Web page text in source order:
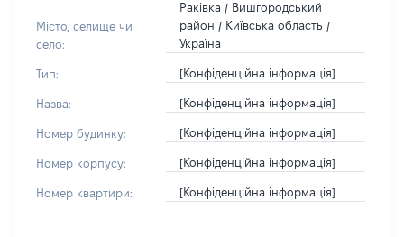
Місто, селище чи
село:
Раківка / Вишгородський
район / Київська область /
Україна
Тип: [Конфіденційна інформація]
Назва: [Конфіденційна інформація]
Номер будинку: [Конфіденційна інформація]
Номер корпусу: [Конфіденційна інформація]
Номер квартири: [Конфіденційна інформація]